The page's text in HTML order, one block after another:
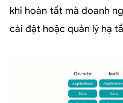
khi hoàn tất mà doanh
cài đặt hoặc quản lý hạ